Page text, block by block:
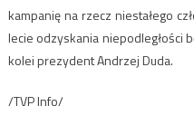
kampanię na rzecz niestałego
lecie odzyskania niepodległości
kolei prezydent Andrzej Duda.
/TVP Info/